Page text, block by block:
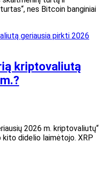
nes Bitcoin banginiai
kriptovaliutą
2026 m. kriptovaliutų“
kito didelio laimėtojo. XRP